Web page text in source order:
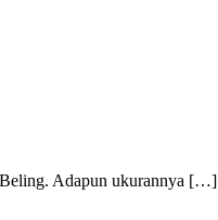
Beling. Adapun ukurannya […]